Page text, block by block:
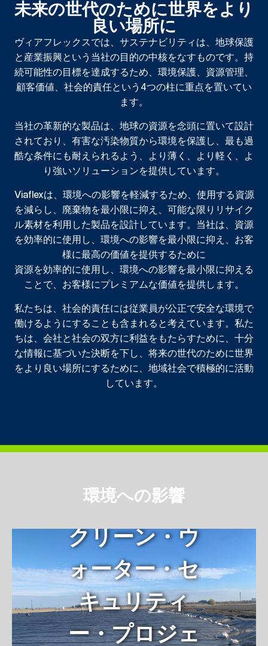
未来の世代のために世界をより
良い場所に
ヴィアフレックスでは、サステナビリティは、地球保護
と産業振興という当社の目的の中核をなすものです。持
続可能性の目標を達成するため、環境保護、資源管理、
顧客価値、社会的責任という4つの柱に重点を置いてい
ます。
当社の革新的な製品は、地球の資源を念頭に置いて設計
されており、有害な汚染物質から環境を保護し、最も過
酷な条件にも耐えられるよう、より薄く、より軽く、よ
り強いソリューションを提供しています。
Viaflexは、環境への影響を軽減するため、使用する資源
を減らし、廃棄物を最小限に抑え、可能な限りリサイク
ル素材を利用した製品を設計しています。当社は、資源
を効率的に使用し、環境への影響を最小限に抑え、お客
様に最高の価値を提供するために
資源を効率的に使用し、環境への影響を最小限に抑える
ことで、お客様にプレミアムな価値を提供します。
私たちは、社会的責任には従業員が公正で安全な環境で
働けるようにすることも含まれると考えています。私た
ちは、会社と社会の双方に利益をもたらすために、十分
な情報に基づいた決断を下し、将来の世代のために世界
をより良い場所にするために、地域社会で積極的に活動
しています。
環境への影響
クリーン・ウ
ォーター・セ
キュリティ
ー・プロジェ